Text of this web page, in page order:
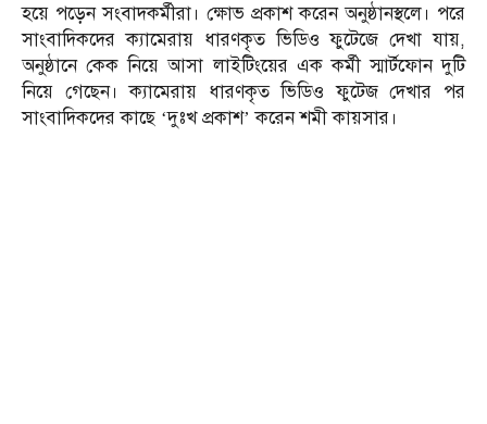
হয়ে পড়েন সংবাদকর্মীরা। ক্ষোভ প্রকাশ করেন অনুষ্ঠানস্থলে। পরে
সাংবাদিকদের ক্যামেরায় ধারণকৃত ভিডিও ফুটেজে দেখা যায়,
অনুষ্ঠানে কেক নিয়ে আসা লাইটিংয়ের এক কর্মী স্মার্টফোন দুটি
নিয়ে গেছেন। ক্যামেরায় ধারণকৃত ভিডিও ফুটেজ দেখার পর
সাংবাদিকদের কাছে ‘দুঃখ প্রকাশ’ করেন শমী কায়সার।